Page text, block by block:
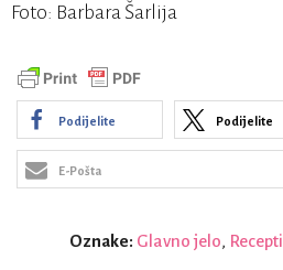
Foto: Barbara Šarlija
Podijelite Podijelite
E-Pošta
Oznake: Glavno jelo, Recepti